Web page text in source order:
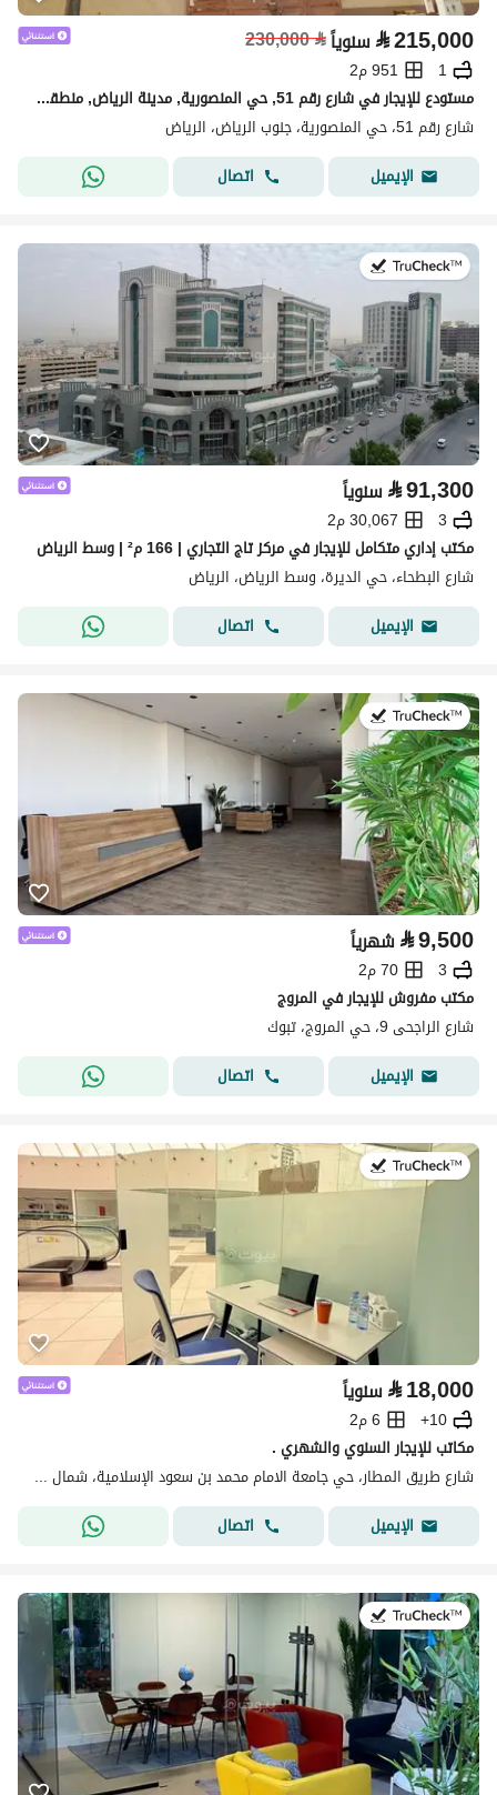
⃁215,000 سنوياً⃁
230,000
1
951 م2
مستودع للإيجار في شارع رقم 51, حي المنصورية, مدينة الرياض, منطقة الرياض
شارع رقم 51، حي المنصورية، جنوب الرياض، الرياض
الإيميل
اتصال
في:21 يوليو 2026
⃁91,300 سنوياً
3
30,067 م2
مكتب إداري متكامل للإيجار في مركز تاج التجاري | 166 م² | وسط الرياض
شارع البطحاء، حي الديرة، وسط الرياض، الرياض
الإيميل
اتصال
في:14 يوليو 2026
⃁9,500 شهرياً
3
70 م2
مكتب مفروش للإيجار في المروج
شارع الراجحى 9، حي المروج، تبوك
الإيميل
اتصال
في:14 يوليو 2026
⃁18,000 سنوياً
10+
6 م2
مكاتب للإيجار السنوي والشهري .
شارع طريق المطار، حي جامعة الامام محمد بن سعود الإسلامية، شمال الرياض، الرياض
الإيميل
اتصال
في:14 يوليو 2026